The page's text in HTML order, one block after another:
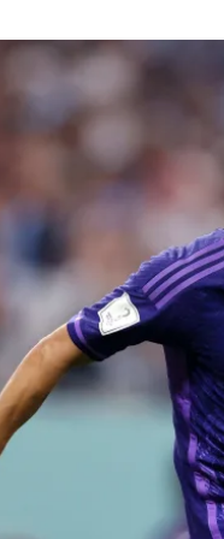
ליגה סינית